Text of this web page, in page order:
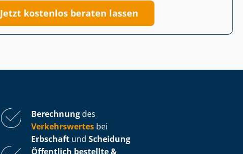
Jetzt kostenlos beraten lassen
Berechnung des
Verkehrswertes bei
Erbschaft und Scheidung
Öffentlich bestellte &